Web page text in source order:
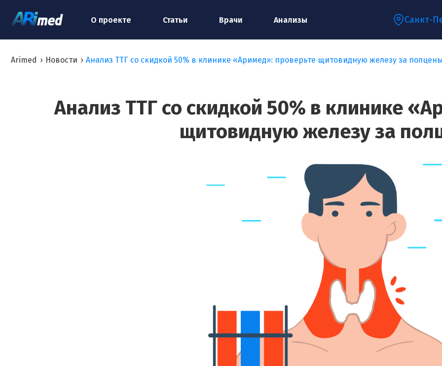
О проекте Статьи Врачи Анализы Санкт-
Arimed › Новости › Анализ ТТГ со скидкой 50% в клинике «Аримед»: проверьте щитовидную железу за полцены
Анализ ТТГ со скидкой 50% в клинике
щитовидную железу за
Ваше имя:*
обработку моих персональных данных